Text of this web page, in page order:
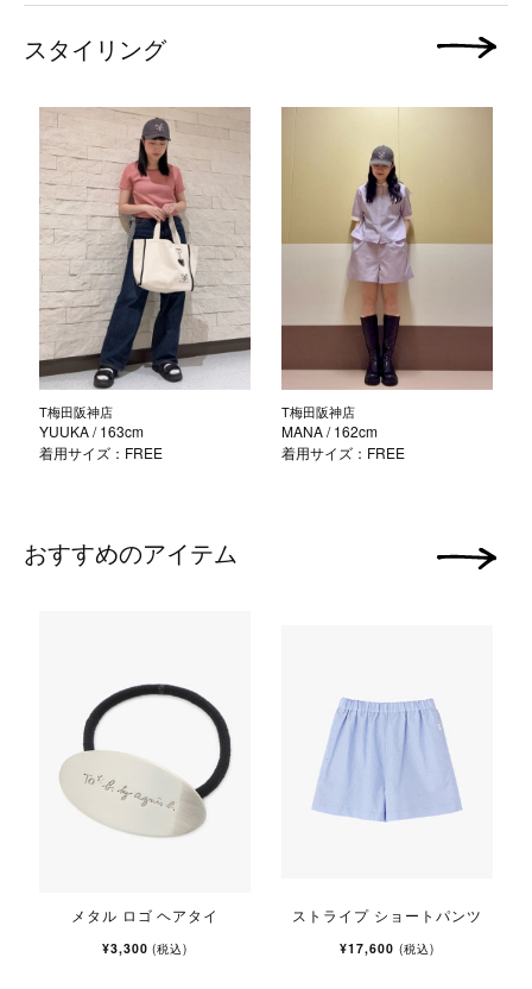
スタイリング
T梅田阪神店
YUUKA/ 163cm
着用サイズ：FREE
T梅田阪神店
MANA/ 162cm
着用サイズ：FREE
次の画像
おすすめのアイテム
メタル ロゴ ヘアタイ
¥3,300(税込)
ストライプ ショートパンツ
¥17,600 (税込)
次の画像